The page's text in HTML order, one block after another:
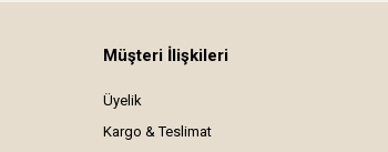
Müşteri İlişkileri
Üyelik
Kargo & Teslimat